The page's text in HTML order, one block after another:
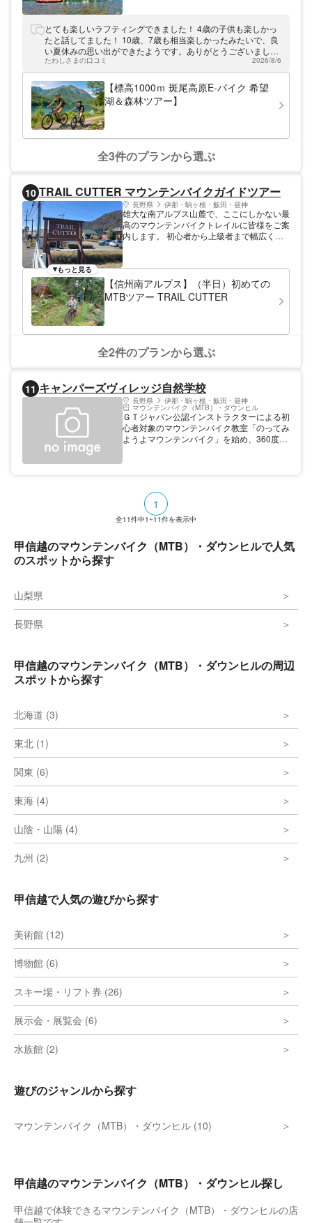
とても楽しいラフティングできました！ 4歳の子供も楽しかっ
たと話してました！ 10歳、7歳も相当楽しかったみたいで、良
い夏休みの思い出ができたようです。ありがとうございまし
た‼️
たわしさまの口コミ 2026/8/6
【標高1000ｍ 斑尾高原E-バイク 希望
湖＆森林ツアー】
全3件のプランから選ぶ
10 TRAIL CUTTER マウンテンバイクガイドツアー
長野県 伊那・駒ヶ根・飯田・昼神
雄大な南アルプス山麓で、ここにしかない最
高のマウンテンバイクトレイルに皆様をご案
内します。 初心者から上級者まで幅広く楽
もっと見る
【信州南アルプス】（半日）初めての
MTBツアー TRAIL CUTTER
全2件のプランから選ぶ
11 キャンパーズヴィレッジ自然学校
長野県 伊那・駒ヶ根・飯田・昼神
マウンテンバイク（MTB）・ダウンヒル
ＧＴジャパン公認インストラクターによる初
心者対象のマウンテンバイク教室「のってみ
ようよマウンテンバイク」を始め、360度ア
ます。キャンプ場宿泊者対象のショートスク
ールも行っています。
1
全11件中1~11件を表示中
甲信越のマウンテンバイク（MTB）・ダウンヒルで人気
のスポットから探す
山梨県
長野県
甲信越のマウンテンバイク（MTB）・ダウンヒルの周辺
スポットから探す
北海道 (3)
東北 (1)
関東 (6)
東海 (4)
山陰・山陽 (4)
九州 (2)
甲信越で人気の遊びから探す
美術館 (12)
博物館 (6)
スキー場・リフト券 (26)
展示会・展覧会 (6)
水族館 (2)
遊びのジャンルから探す
マウンテンバイク（MTB）・ダウンヒル (10)
甲信越のマウンテンバイク（MTB）・ダウンヒル探し
甲信越で体験できるマウンテンバイク（MTB）・ダウンヒルの店